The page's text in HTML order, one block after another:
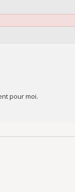
pour moi.